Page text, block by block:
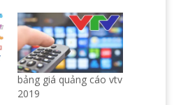
(
O
p
e
n
s
i
n
n
e
w
bảng giá quảng cáo vtv
2019